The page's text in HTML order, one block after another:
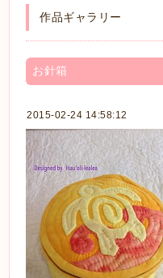
作品ギャラリー
お針箱
2015-02-24 14:58:12